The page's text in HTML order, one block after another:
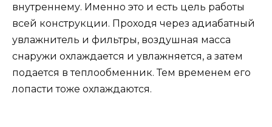
внутреннему. Именно это и есть цель работы
всей конструкции. Проходя через адиабатный
увлажнитель и фильтры, воздушная масса
снаружи охлаждается и увлажняется, а затем
подается в теплообменник. Тем временем его
лопасти тоже охлаждаются.